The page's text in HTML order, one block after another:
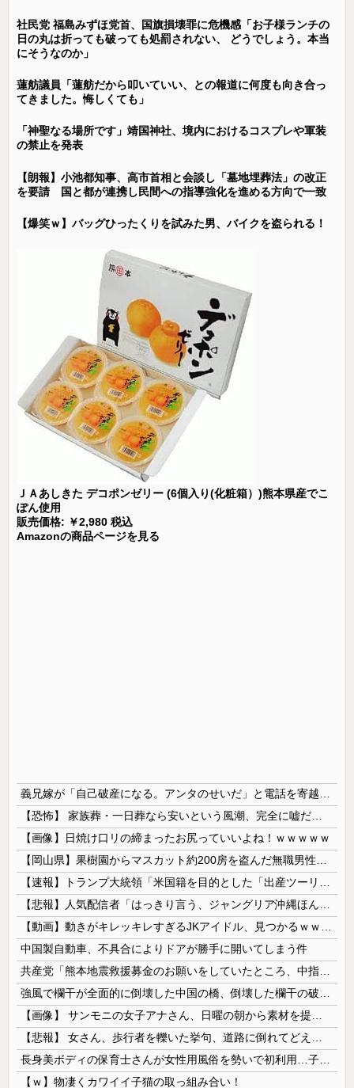
社民党 福島みずほ党首、国旗損壊罪に危機感「お子様ランチの
日の丸は折っても破っても処罰されない、 どうでしょう。本当
にそうなのか」
蓮舫議員「蓮舫だから叩いていい、との報道に何度も向き合っ
てきました。悔しくても」
「神聖なる場所です」靖国神社、境内におけるコスプレや軍装
の禁止を発表
【朗報】小池都知事、高市首相と会談し「墓地埋葬法」の改正
を要請 国と都が連携し民間への指導強化を進める方向で一致
【爆笑ｗ】バッグひったくりを試みた男、バイクを盗られる！
ＪＡあしきた デコポンゼリー (6個入り(化粧箱）)熊本県産でこ
ぽん使用
販売価格: ￥2,980 税込
Amazonの商品ページを見る
【画像】日焼け口リの締まったお尻っていいよね！ｗｗｗｗｗ
中国製自動車、不具合によりドアが勝手に開いてしまう件
【ｗ】物凄くカワイイ子猫の取っ組み合い！